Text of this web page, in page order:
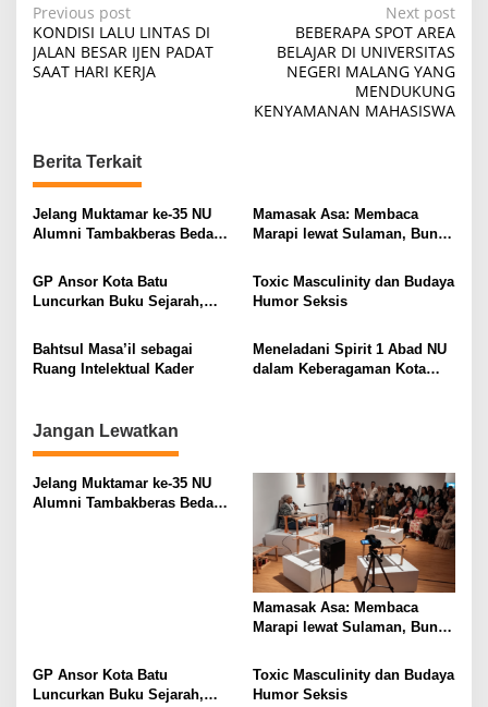
P
o
s
a
v
i
a
i
o
Previous post
KONDISI LALU LINTAS DI
JALAN BESAR IJEN PADAT
SAAT HARI KERJA
Next post
BEBERAPA SPOT AREA
BELAJAR DI UNIVERSITAS
NEGERI MALANG YANG
MENDUKUNG
KENYAMANAN MAHASISWA
Berita Terkait
Jelang Muktamar ke-35 NU
Alumni Tambakberas Bedah
Mamasak Asa: Membaca
Marapi lewat Sulaman, Bunyi,
Minangkabau
GP Ansor Kota Batu
Luncurkan Buku Sejarah,
Toxic Masculinity dan Budaya
Humor Seksis
Bahtsul Masa’il sebagai
Ruang Intelektual Kader
Meneladani Spirit 1 Abad NU
dalam Keberagaman Kota
Jangan Lewatkan
Jelang Muktamar ke-35 NU
Alumni Tambakberas Bedah
Mamasak Asa: Membaca
Marapi lewat Sulaman, Bunyi,
Minangkabau
GP Ansor Kota Batu
Luncurkan Buku Sejarah,
Toxic Masculinity dan Budaya
Humor Seksis